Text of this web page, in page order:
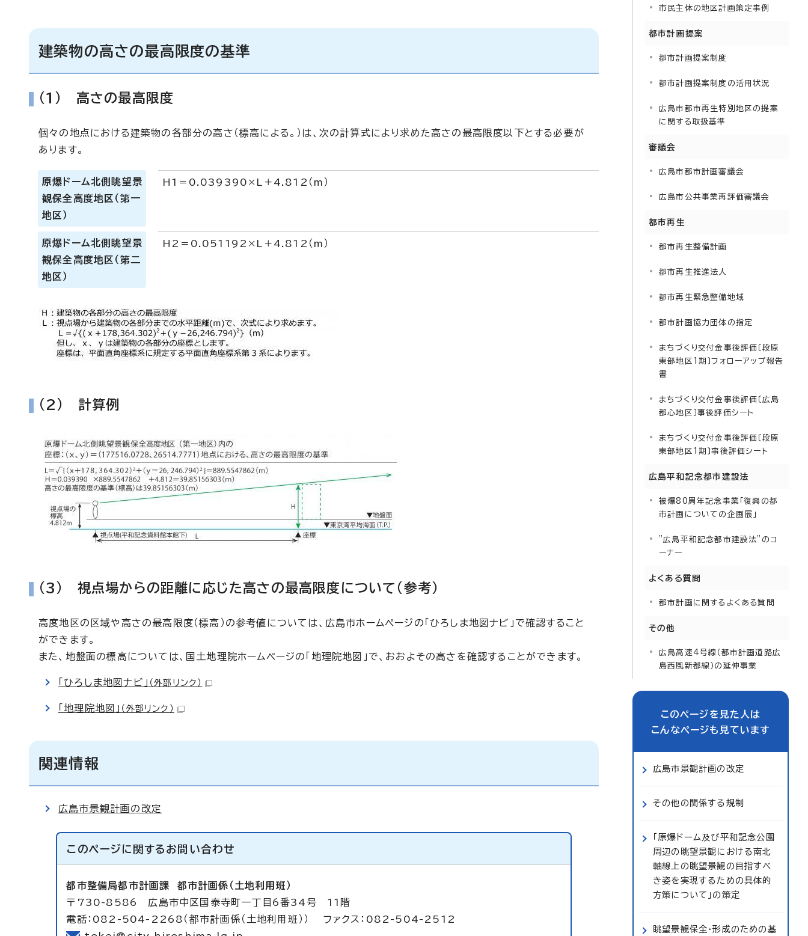
建築物の高さの最高限度の基準
(1) 高さの最高限度
個々の地点における建築物の各部分の高さ（標高による。）は、次の計算式により求めた高さの最高限度以下とする必要が
あります。
原爆ドーム北側眺望景
観保全高度地区（第一
地区）
H1＝0.039390×L＋4.812（m）
原爆ドーム北側眺望景
観保全高度地区（第二
地区）
H2＝0.051192×L＋4.812（m）
(2) 計算例
(3) 視点場からの距離に応じた高さの最高限度について（参考）
高度地区の区域や高さの最高限度（標高）の参考値については、広島市ホームページの「ひろしま地図ナビ」で確認すること
ができます。
また、地盤面の標高については、国土地理院ホームページの「地理院地図」で、おおよその高さを確認することができます。
「ひろしま地図ナビ」 （外部リンク）
「地理院地図」 （外部リンク）
関連情報
広島市景観計画の改定
このページに関する お問い合わせ
都市整備局都市計画課 都市計画係（土地利用班）
〒730-8586 広島市中区国泰寺町一丁目6番34号 11階
電話：082-504-2268（都市計画係（土地利用班）） ファクス：082-504-2512
市民主体の地区計画策定事例
都市計画提案
都市計画提案制度
都市計画提案制度の活用状況
広島市都市再生特別地区の提案
に関する取扱基準
審議会
広島市都市計画審議会
広島市公共事業再評価審議会
都市再生
都市再生整備計画
都市再生推進法人
都市再生緊急整備地域
都市計画協力団体の指定
まちづくり交付金事後評価〔段原
東部地区1期〕フォローアップ報告
書
まちづくり交付金事後評価〔広島
都心地区〕事後評価シート
まちづくり交付金事後評価〔段原
東部地区1期〕事後評価シート
広島平和記念都市建設法
被爆80周年記念事業「復興の都
市計画についての企画展」
”広島平和記念都市建設法”のコ
ーナー
よくある質問
都市計画に関するよくある質問
その他
広島高速4号線（都市計画道路広
島西風新都線）の延伸事業
このページを見た人は
こんなページも見ています
広島市景観計画の改定
その他の関係する規制
「原爆ドーム及び平和記念公園
周辺の眺望景観における南北
軸線上の眺望景観の目指すべ
き姿を実現するための具体的
方策について」の策定
眺望景観保全・形成のための基